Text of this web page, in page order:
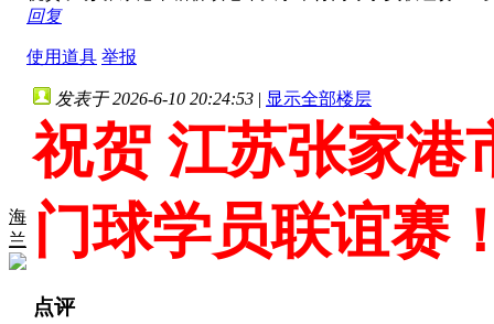
回复
使用道具 举报
海
兰
发表于 2026-6-10 20:24:53 | 显示全部楼层
祝贺 江苏张家港
门球学员联谊赛
点评